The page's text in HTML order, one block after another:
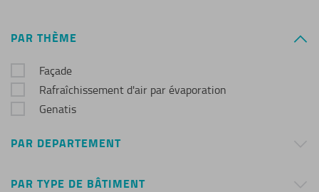
PAR THÈME
Façade
Rafraîchissement d'air par évaporation
Genatis
PAR DEPARTEMENT
PAR TYPE DE BÂTIMENT